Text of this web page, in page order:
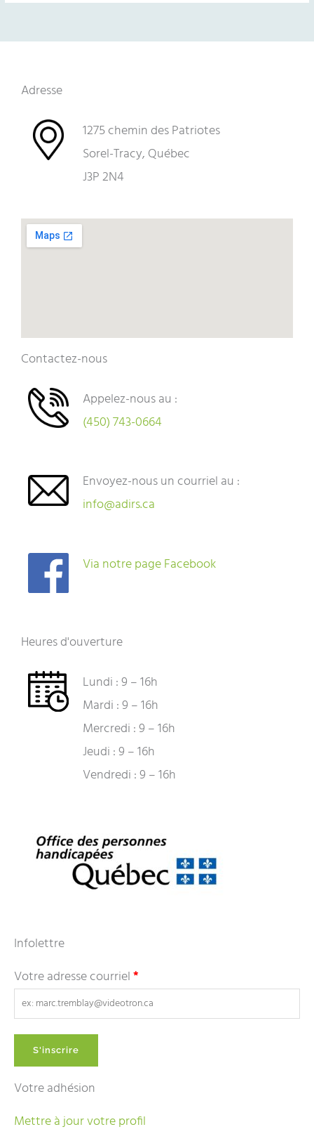
Adresse
1275 chemin des Patriotes
Sorel-Tracy, Québec
J3P 2N4
Contactez-nous
Appelez-nous au :
(450) 743-0664
Envoyez-nous un courriel au :
info@adirs.ca
Via notre page Facebook
Heures d'ouverture
Lundi : 9 – 16h
Mardi : 9 – 16h
Mercredi : 9 – 16h
Jeudi : 9 – 16h
Vendredi : 9 – 16h
Infolettre
Votre adresse courriel*
Votre adhésion
Mettre à jour votre profil